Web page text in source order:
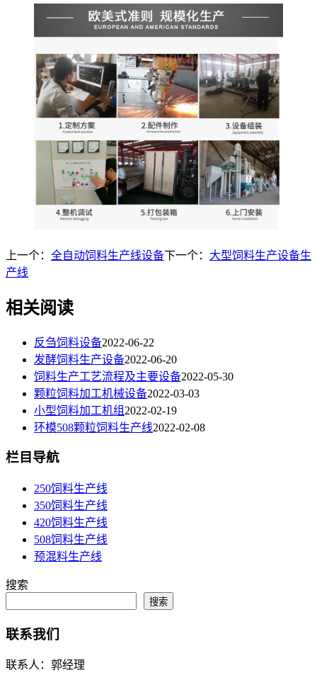
上一个： 全自动饲料生产线设备下一个： 大型饲料生产设备生
产线
相关阅读
反刍饲料设备2022-06-22
发酵饲料生产设备2022-06-20
饲料生产工艺流程及主要设备2022-05-30
颗粒饲料加工机械设备2022-03-03
小型饲料加工机组 2022-02-19
环模508颗粒饲料生产线2022-02-08
栏目导航
250饲料生产线
350饲料生产线
420饲料生产线
508饲料生产线
预混料生产线
搜索
搜索
联系我们
联系人：郭经理